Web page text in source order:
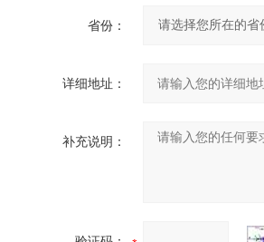
省份：
详细地址：
补充说明：